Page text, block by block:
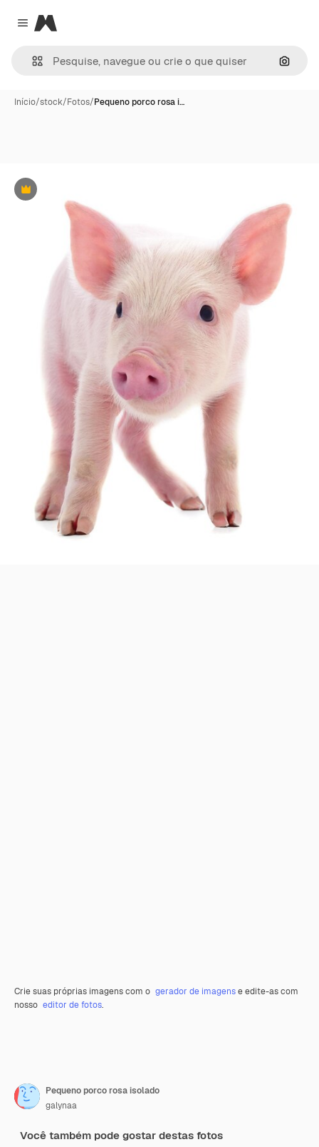
Close menu
Magnific
Início/stock/Fotos/Pequeno porco rosa i…
Premium
Crie suas próprias imagens com o gerador de imagense edite-as com
nosso editor de fotos.
Pequeno porco rosa isolado
galynaa
Você também pode gostar destas fotos